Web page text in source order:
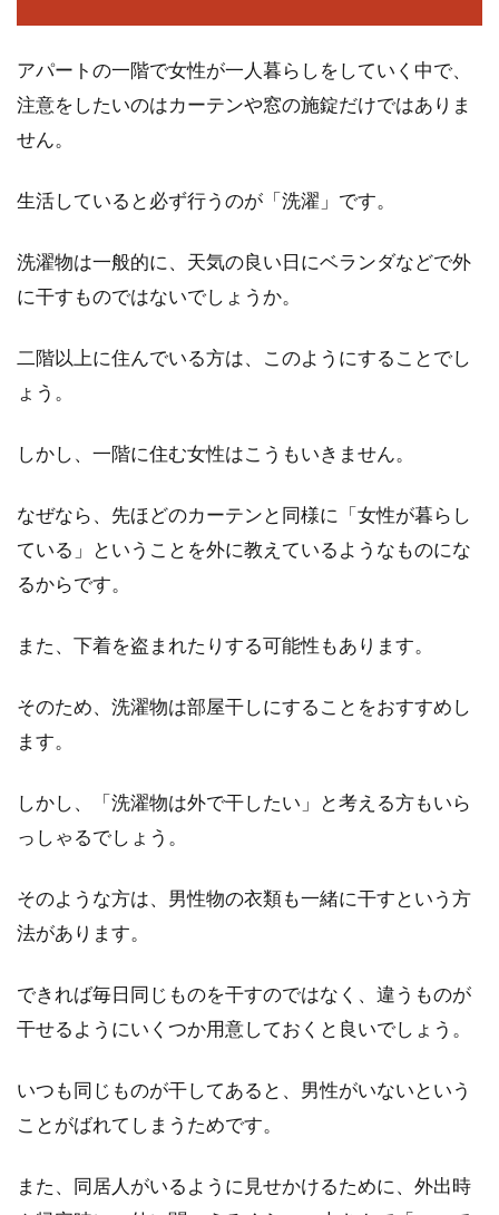
家を借りると、発生するのが家賃です。毎月、
アパートで壁掛け時計を設置する！
壁に穴をあけても大丈夫？
アパートに住んでいて、壁掛け時計を設置した
アパートの一階で女性が一人暮らしをしていく中で、
注意をしたいのはカーテンや窓の施錠だけではありま
せん。
生活していると必ず行うのが「洗濯」です。
洗濯物は一般的に、天気の良い日にベランダなどで外
に干すものではないでしょうか。
二階以上に住んでいる方は、このようにすることでし
ょう。
しかし、一階に住む女性はこうもいきません。
なぜなら、先ほどのカーテンと同様に「女性が暮らし
ている」ということを外に教えているようなものにな
るからです。
また、下着を盗まれたりする可能性もあります。
そのため、洗濯物は部屋干しにすることをおすすめし
ます。
しかし、「洗濯物は外で干したい」と考える方もいら
っしゃるでしょう。
そのような方は、男性物の衣類も一緒に干すという方
法があります。
できれば毎日同じものを干すのではなく、違うものが
干せるようにいくつか用意しておくと良いでしょう。
いつも同じものが干してあると、男性がいないという
ことがばれてしまうためです。
また、同居人がいるように見せかけるために、外出時